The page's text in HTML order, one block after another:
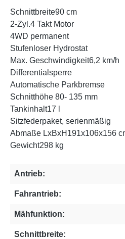
Schnittbreite90 cm
2-Zyl.4 Takt Motor
4WD permanent
Stufenloser Hydrostat
Max. Geschwindigkeit6,2 km/h
Differentialsperre
Automatische Parkbremse
Schnitthöhe 80- 135 mm
Tankinhalt17
Sitzfederpaket, serienmäßig
Abmaße LxBxH 191x106x156
Gewicht298 kg
Antrieb:
Fahrantrieb:
Mähfunktion:
Schnittbreite: